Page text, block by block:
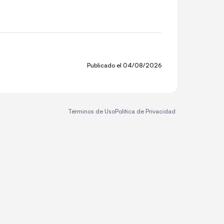
Publicado el 04/08/2026
Términos de UsoPolítica de Privacidad